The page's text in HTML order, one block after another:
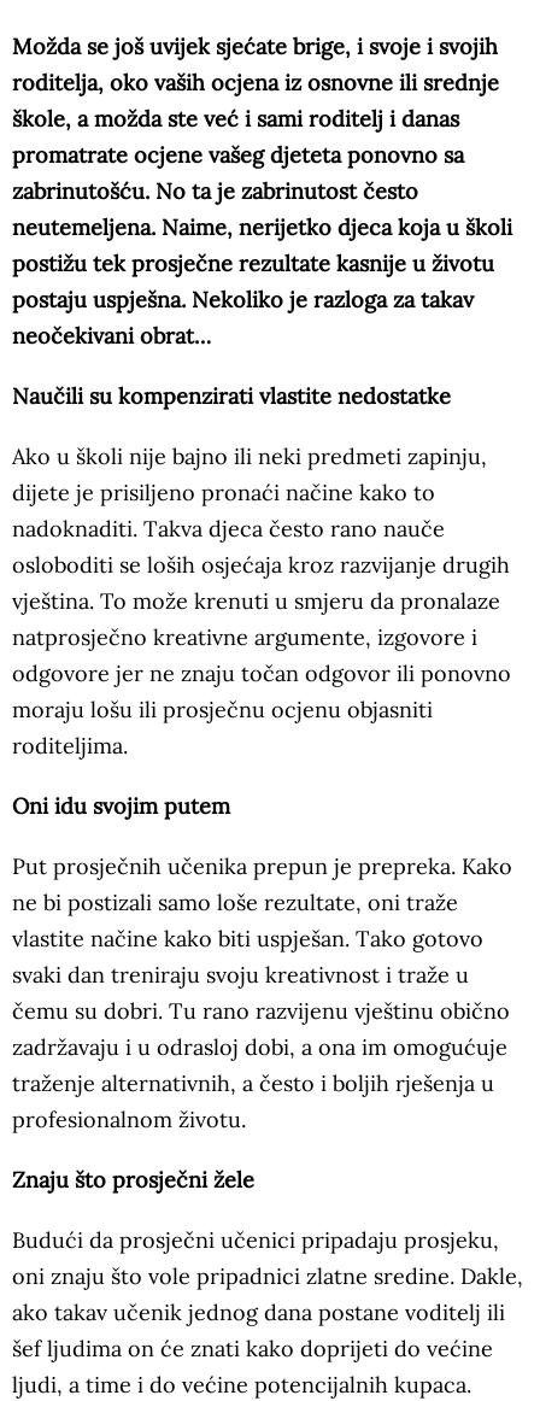
Možda se još uvijek sjećate brige, i svoje i svojih
roditelja, oko vaših ocjena iz osnovne ili srednje
škole, a možda ste već i sami roditelj i danas
promatrate ocjene vašeg djeteta ponovno sa
zabrinutošću. No ta je zabrinutost često
neutemeljena. Naime, nerijetko djeca koja u školi
postižu tek prosječne rezultate kasnije u životu
postaju uspješna. Nekoliko je razloga za takav
neočekivani obrat…
Naučili su kompenzirati vlastite nedostatke
Ako u školi nije bajno ili neki predmeti zapinju,
dijete je prisiljeno pronaći načine kako to
nadoknaditi. Takva djeca često rano nauče
osloboditi se loših osjećaja kroz razvijanje drugih
vještina. To može krenuti u smjeru da pronalaze
natprosječno kreativne argumente, izgovore i
odgovore jer ne znaju točan odgovor ili ponovno
moraju lošu ili prosječnu ocjenu objasniti
roditeljima.
Oni idu svojim putem
Put prosječnih učenika prepun je prepreka. Kako
ne bi postizali samo loše rezultate, oni traže
vlastite načine kako biti uspješan. Tako gotovo
svaki dan treniraju svoju kreativnost i traže u
čemu su dobri. Tu rano razvijenu vještinu obično
zadržavaju i u odrasloj dobi, a ona im omogućuje
traženje alternativnih, a često i boljih rješenja u
profesionalnom životu.
Znaju što prosječni žele
Budući da prosječni učenici pripadaju prosjeku,
oni znaju što vole pripadnici zlatne sredine. Dakle,
ako takav učenik jednog dana postane voditelj ili
šef ljudima on će znati kako doprijeti do većine
ljudi, a time i do većine potencijalnih kupaca.